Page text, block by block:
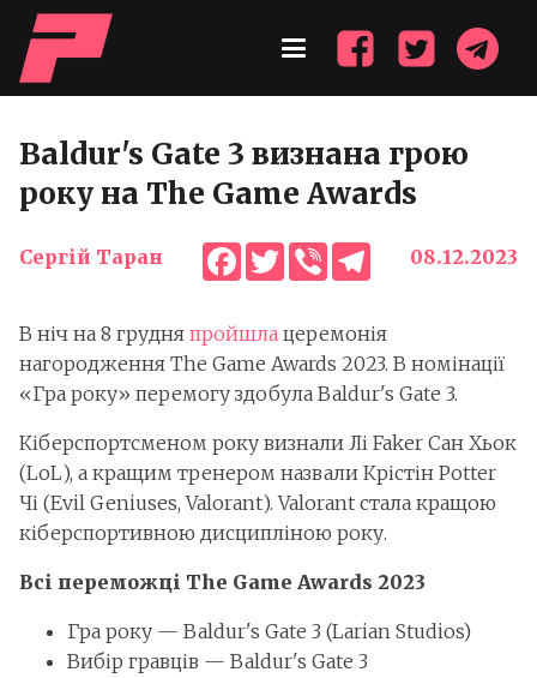
Baldur's Gate 3 визнана грою
року на The Game Awards
Сергій Таран Facebook
TwitterViber Telegram
08.12.2023
В ніч на 8 грудня пройшла церемонія
нагородження The Game Awards 2023. В номінації
«Гра року» перемогу здобула Baldur's Gate 3.
Кіберспортсменом року визнали Лі Faker Сан Хьок
(LoL), а кращим тренером назвали Крістін Potter
Чі (Evil Geniuses, Valorant). Valorant стала кращою
кіберспортивною дисципліною року.
Всі переможці The Game Awards 2023
Гра року — Baldur's Gate 3 (Larian Studios)
Вибір гравців — Baldur's Gate 3